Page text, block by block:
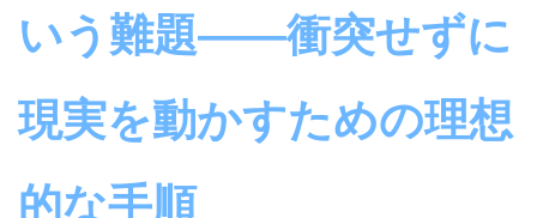
いう難題――衝突せずに
現実を動かすための理想
的な手順